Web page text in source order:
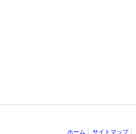
ホーム サイトマップ